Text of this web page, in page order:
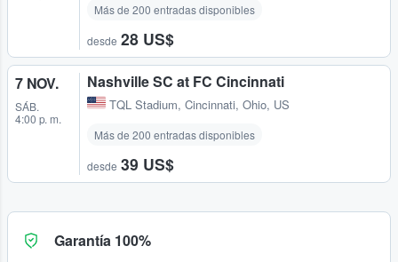
Más de 200 entradas disponibles
desde 28 US$
7 NOV.
SÁB.
4:00 p. m.
Nashville SC at FC Cincinnati
TQL Stadium, Cincinnati, Ohio, US
Más de 200 entradas disponibles
desde 39 US$
Garantía 100%